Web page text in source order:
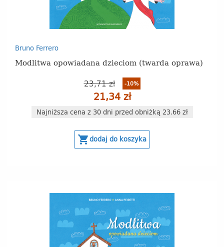
Bruno Ferrero
Modlitwa opowiadana dzieciom (twarda oprawa)
23,71 zł -10%
21,34 zł
Najniższa cena z 30 dni przed obniżką 23.66 zł
shopping_cartdodaj do koszyka